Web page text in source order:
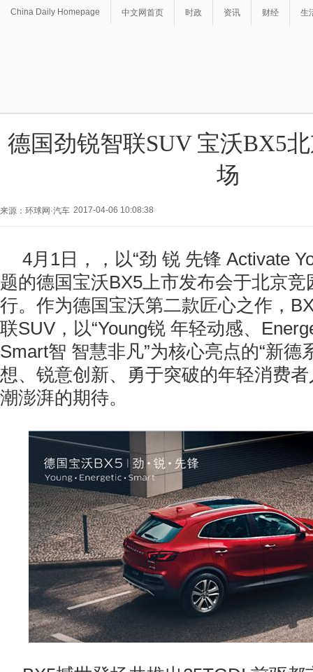
China Daily Homepage 中文网首页 时政 资讯 财经 生
德国劲锐智联SUV 宝沃BX5
场
来源：环球网·汽车 2017-04-06 10:08:38
4月1日，，以“劲 锐 先锋 Activate
题的德国宝沃BX5上市发布会于北京
行。作为德国宝沃第二款匠心之作，
联SUV，以“Young锐 年轻动感、
Smart智 智慧非凡”为核心亮点的“新德
想、锐意创新、勇于突破的年轻消费
潮澎湃的期待。